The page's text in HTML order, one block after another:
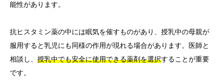
能性があります。
抗ヒスタミン薬の中には眠気を催すものがあり、授乳中の母親が
服用すると乳児にも同様の作用が現れる場合があります。医師と
相談し、 授乳中でも安全に使用できる薬剤を選択することが重要
です。